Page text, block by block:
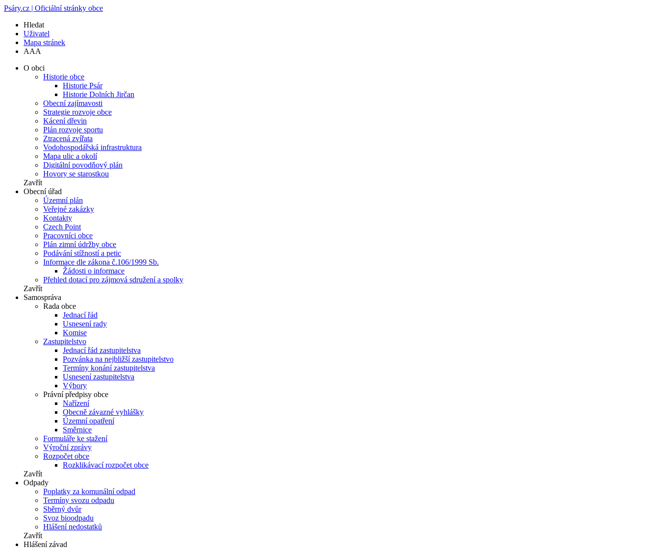
Psáry.cz | Oficiální stránky obce
Hledat
Uživatel
Mapa stránek
AAA
O obci
Historie obce
Historie Psár
Historie Dolních Jirčan
Obecní zajímavosti
Strategie rozvoje obce
Kácení dřevin
Plán rozvoje sportu
Ztracená zvířata
Vodohospodářská infrastruktura
Mapa ulic a okolí
Digitální povodňový plán
Hovory se starostkou
Zavřít
Obecní úřad
Územní plán
Veřejné zakázky
Kontakty
Czech Point
Pracovníci obce
Plán zimní údržby obce
Podávání stížností a petic
Informace dle zákona č.106/1999 Sb.
Žádosti o informace
Přehled dotací pro zájmová sdružení a spolky
Zavřít
Samospráva
Rada obce
Jednací řád
Usnesení rady
Komise
Zastupitelstvo
Jednací řád zastupitelstva
Pozvánka na nejbližší zastupitelstvo
Termíny konání zastupitelstva
Usnesení zastupitelstva
Výbory
Právní předpisy obce
Nařízení
Obecně závazné vyhlášky
Územní opatření
Směrnice
Formuláře ke stažení
Výroční zprávy
Rozpočet obce
Rozklikávací rozpočet obce
Zavřít
Odpady
Poplatky za komunální odpad
Termíny svozu odpadu
Sběrný dvůr
Svoz bioodpadu
Hlášení nedostatků
Zavřít
Hlášení závad